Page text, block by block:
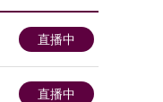
直播中
直播中